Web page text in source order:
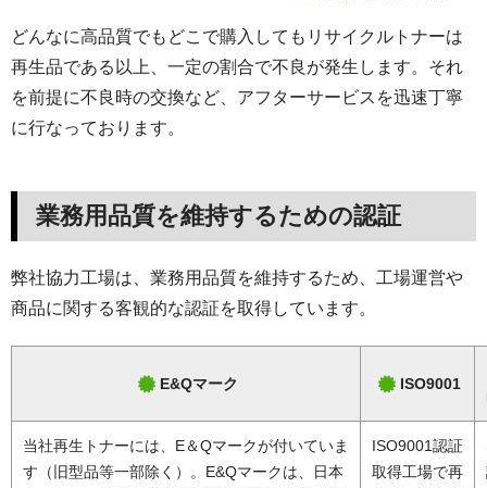
どんなに高品質でもどこで購入してもリサイクルトナーは
再生品である以上、一定の割合で不良が発生します。それ
を前提に不良時の交換など、アフターサービスを迅速丁寧
に行なっております。
業務用品質を維持するための認証
弊社協力工場は、業務用品質を維持するため、工場運営や
商品に関する客観的な認証を取得しています。
E&Qマーク ISO9001
当社再生トナーには、E＆Qマークが付いていま
す（旧型品等一部除く）。E&Qマークは、日本
ISO9001認証
取得工場で再